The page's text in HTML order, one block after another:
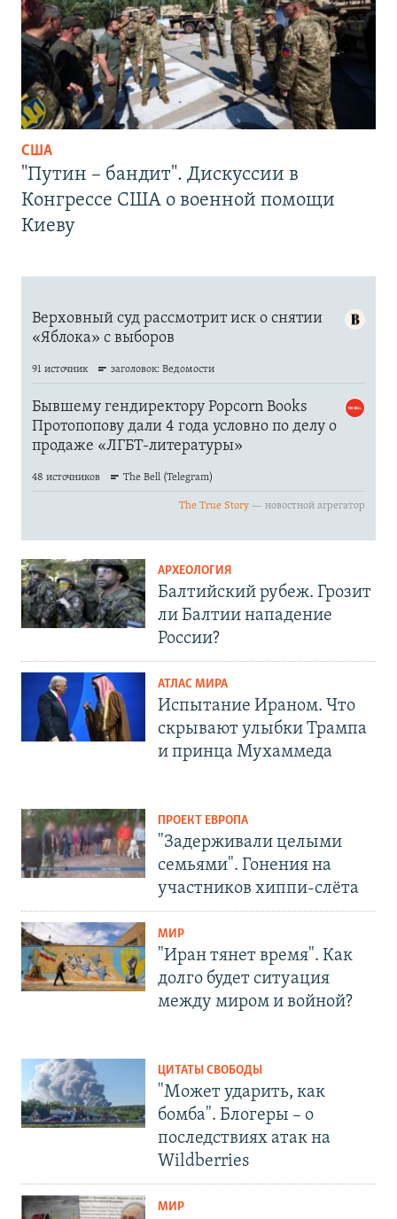
США
"Путин – бандит". Дискуссии в
Конгрессе США о военной помощи
Киеву
АРХЕОЛОГИЯ
Балтийский рубеж. Грозит
ли Балтии нападение
России?
АТЛАС МИРА
Испытание Ираном. Что
скрывают улыбки Трампа
и принца Мухаммеда
ПРОЕКТ ЕВРОПА
"Задерживали целыми
семьями". Гонения на
участников хиппи-слёта
МИР
"Иран тянет время". Как
долго будет ситуация
между миром и войной?
ЦИТАТЫ СВОБОДЫ
"Может ударить, как
бомба". Блогеры – о
последствиях атак на
Wildberries
МИР